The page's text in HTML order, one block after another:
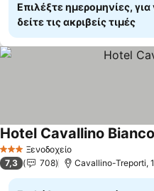
Επιλέξτε ημερομηνίες, για
δείτε τις ακριβείς τιμές
3 ΑστέριαΞενοδοχείο
Hotel Cavallino Bianco
7,3 708 Cavallino-Treporti,